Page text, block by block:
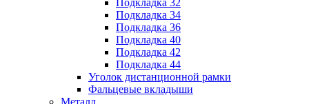
Подкладка 34
Подкладка 36
Подкладка 40
Подкладка 42
Подкладка 44
Уголок дистанционной рамки
Фальцевые вкладыши
Металл